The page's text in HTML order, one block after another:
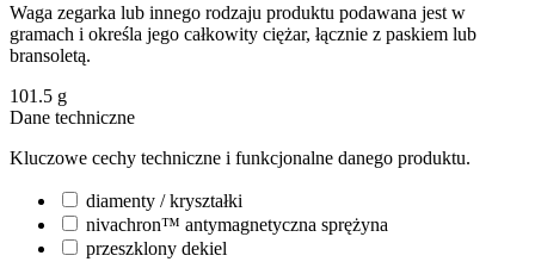
Waga zegarka lub innego rodzaju produktu podawana jest w
gramach i określa jego całkowity ciężar, łącznie z paskiem lub
bransoletą.
101.5 g
Dane techniczne
Kluczowe cechy techniczne i funkcjonalne danego produktu.
diamenty / kryształki
nivachron™ antymagnetyczna sprężyna
przeszklony dekiel